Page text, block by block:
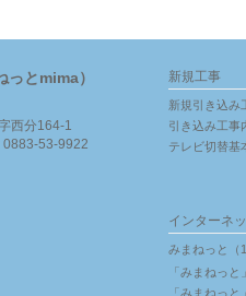
とmima）
西分164-1
0883-53-9922
新規工事
新規引き込み
引き込み工事
テレビ切替基
インターネ
みまねっと（
「みまねっ
「みまねっ